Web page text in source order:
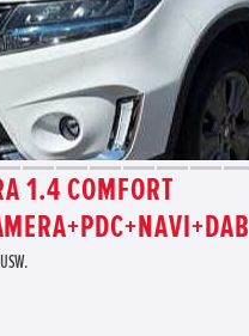
1.4 COMFORT